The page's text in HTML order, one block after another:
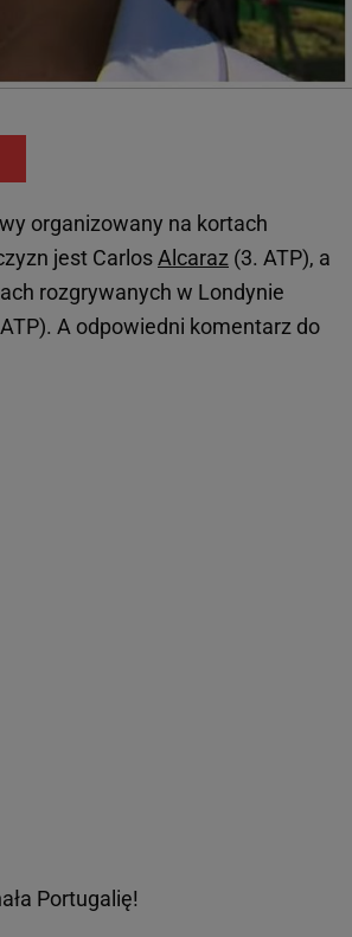
organizowany na kortach
jest Carlos Alcaraz (3. ATP), a
rozgrywanych w Londynie
A odpowiedni komentarz do
Portugalię!